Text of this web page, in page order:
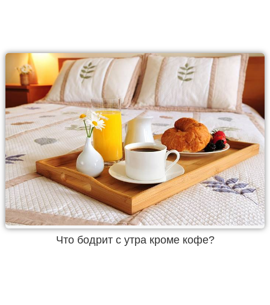
Что бодрит с утра кроме кофе?